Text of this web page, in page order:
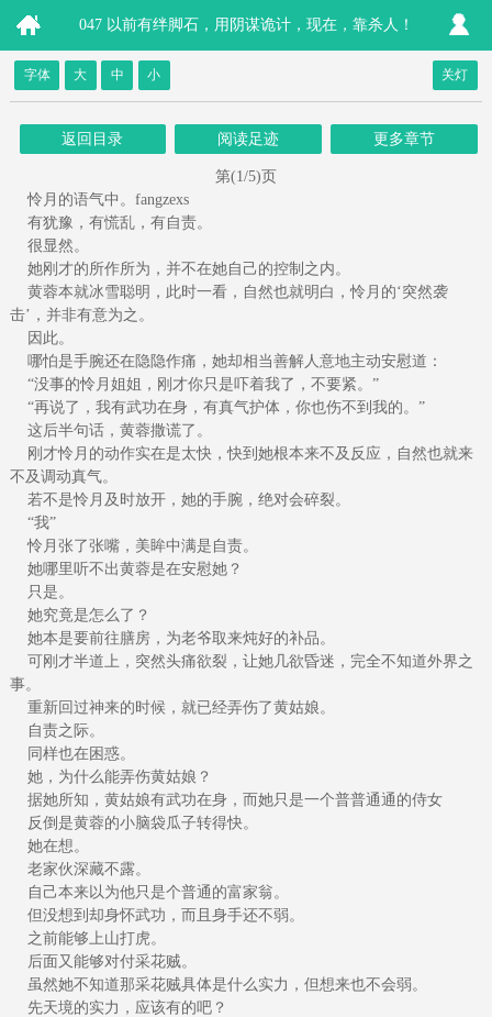
047 以前有绊脚石，用阴谋诡计，现在，靠杀人！
字体 大 中 小 关灯
返回目录 阅读足迹 更多章节
第(1/5)页
怜月的语气中。fangzexs
有犹豫，有慌乱，有自责。
很显然。
她刚才的所作所为，并不在她自己的控制之内。
黄蓉本就冰雪聪明，此时一看，自然也就明白，怜月的‘突然袭
击’，并非有意为之。
因此。
哪怕是手腕还在隐隐作痛，她却相当善解人意地主动安慰道：
“没事的怜月姐姐，刚才你只是吓着我了，不要紧。”
“再说了，我有武功在身，有真气护体，你也伤不到我的。”
这后半句话，黄蓉撒谎了。
刚才怜月的动作实在是太快，快到她根本来不及反应，自然也就来
不及调动真气。
若不是怜月及时放开，她的手腕，绝对会碎裂。
“我”
怜月张了张嘴，美眸中满是自责。
她哪里听不出黄蓉是在安慰她？
只是。
她究竟是怎么了？
她本是要前往膳房，为老爷取来炖好的补品。
可刚才半道上，突然头痛欲裂，让她几欲昏迷，完全不知道外界之
事。
重新回过神来的时候，就已经弄伤了黄姑娘。
自责之际。
同样也在困惑。
她，为什么能弄伤黄姑娘？
据她所知，黄姑娘有武功在身，而她只是一个普普通通的侍女
反倒是黄蓉的小脑袋瓜子转得快。
她在想。
老家伙深藏不露。
自己本来以为他只是个普通的富家翁。
但没想到却身怀武功，而且身手还不弱。
之前能够上山打虎。
后面又能够对付采花贼。
虽然她不知道那采花贼具体是什么实力，但想来也不会弱。
先天境的实力，应该有的吧？